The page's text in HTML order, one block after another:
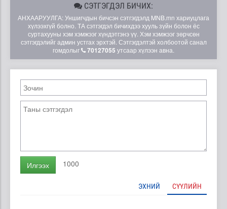
СЭТГЭГДЭЛ БИЧИХ:
АНХААРУУЛГА: Уншигчдын бичсэн сэтгэгдэлд MNB.mn хариуцлага
хүлээхгүй болно. ТА сэтгэгдэл бичихдээ хууль зүйн болон ёс
суртахууны хэм хэмжээг хүндэтгэнэ үү. Хэм хэмжээг зөрчсөн
сэтгэгдэлийг админ устгах эрхтэй. Сэтгэгдэлтэй холбоотой санал
гомдолыг
70127055 утсаар хүлээн авна.
Илгээх 1000
ЭХНИЙ СҮҮЛИЙН